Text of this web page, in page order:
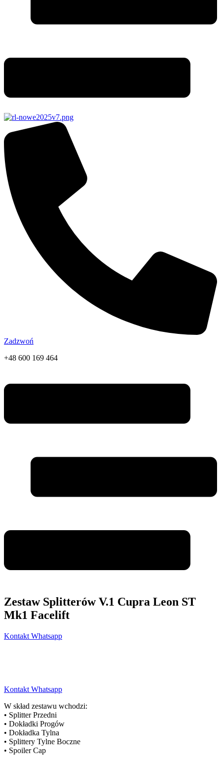
Zadzwoń
+48 600 169 464
Zestaw Splitterów V.1 Cupra Leon ST
Mk1 Facelift
Kontakt Whatsapp
Kontakt Whatsapp
W skład zestawu wchodzi:
• Splitter Przedni
• Dokładki Progów
• Dokładka Tylna
• Splittery Tylne Boczne
• Spoiler Cap